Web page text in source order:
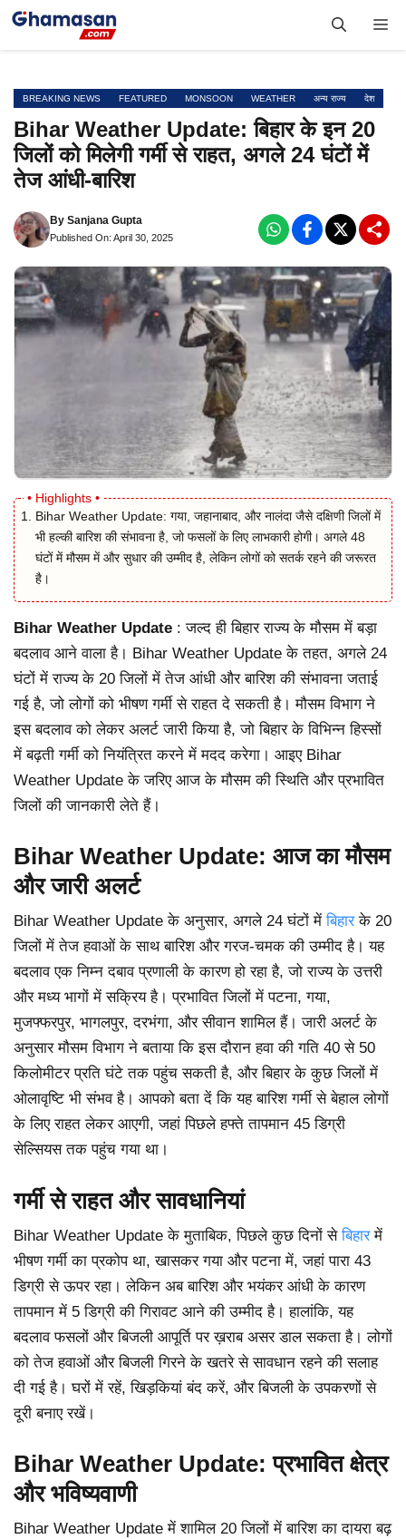
Skip
BREAKING NEWS FEATURED MONSOON WEATHER अन्य राज्य देश
Bihar Weather Update: बिहार के इन 20
जिलों को मिलेगी गर्मी से राहत, अगले 24 घंटों में
तेज आंधी-बारिश
By Sanjana Gupta
Published On: April 30, 2025
Bihar Weather Update: गया, जहानाबाद, और नालंदा जैसे दक्षिणी जिलों में
भी हल्की बारिश की संभावना है, जो फसलों के लिए लाभकारी होगी। अगले 48
घंटों में मौसम में और सुधार की उम्मीद है, लेकिन लोगों को सतर्क रहने की जरूरत
है।
Bihar Weather Update : जल्द ही बिहार राज्य के मौसम में बड़ा
बदलाव आने वाला है। Bihar Weather Update के तहत, अगले 24
घंटों में राज्य के 20 जिलों में तेज आंधी और बारिश की संभावना जताई
गई है, जो लोगों को भीषण गर्मी से राहत दे सकती है। मौसम विभाग ने
इस बदलाव को लेकर अलर्ट जारी किया है, जो बिहार के विभिन्न हिस्सों
में बढ़ती गर्मी को नियंत्रित करने में मदद करेगा। आइए Bihar
Weather Update के जरिए आज के मौसम की स्थिति और प्रभावित
जिलों की जानकारी लेते हैं।
Bihar Weather Update: आज का मौसम
और जारी अलर्ट
Bihar Weather Update के अनुसार, अगले 24 घंटों मेंबिहारके 20
जिलों में तेज हवाओं के साथ बारिश और गरज-चमक की उम्मीद है। यह
बदलाव एक निम्न दबाव प्रणाली के कारण हो रहा है, जो राज्य के उत्तरी
और मध्य भागों में सक्रिय है। प्रभावित जिलों में पटना, गया,
मुजफ्फरपुर, भागलपुर, दरभंगा, और सीवान शामिल हैं। जारी अलर्ट के
अनुसार मौसम विभाग ने बताया कि इस दौरान हवा की गति 40 से 50
किलोमीटर प्रति घंटे तक पहुंच सकती है, और बिहार के कुछ जिलों में
ओलावृष्टि भी संभव है। आपको बता दें कि यह बारिश गर्मी से बेहाल लोगों
के लिए राहत लेकर आएगी, जहां पिछले हफ्ते तापमान 45 डिग्री
सेल्सियस तक पहुंच गया था।
गर्मी से राहत और सावधानियां
Bihar Weather Update के मुताबिक, पिछले कुछ दिनों सेबिहारमें
भीषण गर्मी का प्रकोप था, खासकर गया और पटना में, जहां पारा 43
डिग्री से ऊपर रहा। लेकिन अब बारिश और भयंकर आंधी के कारण
तापमान में 5 डिग्री की गिरावट आने की उम्मीद है। हालांकि, यह
बदलाव फसलों और बिजली आपूर्ति पर ख़राब असर डाल सकता है। लोगों
को तेज हवाओं और बिजली गिरने के खतरे से सावधान रहने की सलाह
दी गई है। घरों में रहें, खिड़कियां बंद करें, और बिजली के उपकरणों से
दूरी बनाए रखें।
Bihar Weather Update: प्रभावित क्षेत्र
और भविष्यवाणी
Bihar Weather Update में शामिल 20 जिलों में बारिश का दायरा बढ़